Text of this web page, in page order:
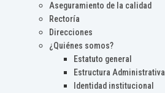
Aseguramiento de la calidad
Rectoría
Direcciones
¿Quiénes somos?
Estatuto general
Estructura Administrativa
Identidad institucional